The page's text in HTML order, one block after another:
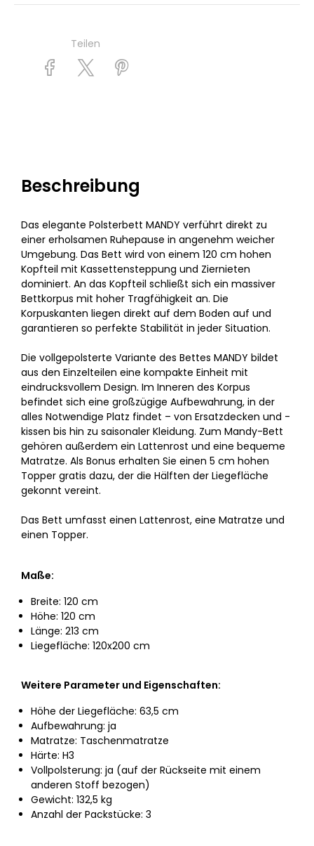
Teilen
Beschreibung
Das elegante Polsterbett MANDY verführt direkt zu
einer erholsamen Ruhepause in angenehm weicher
Umgebung. Das Bett wird von einem 120 cm hohen
Kopfteil mit Kassettensteppung und Ziernieten
dominiert. An das Kopfteil schließt sich ein massiver
Bettkorpus mit hoher Tragfähigkeit an. Die
Korpuskanten liegen direkt auf dem Boden auf und
garantieren so perfekte Stabilität in jeder Situation.
Die vollgepolsterte Variante des Bettes MANDY bildet
aus den Einzelteilen eine kompakte Einheit mit
eindrucksvollem Design. Im Inneren des Korpus
befindet sich eine großzügige Aufbewahrung, in der
alles Notwendige Platz findet – von Ersatzdecken und -
kissen bis hin zu saisonaler Kleidung. Zum Mandy-Bett
gehören außerdem ein Lattenrost und eine bequeme
Matratze. Als Bonus erhalten Sie einen 5 cm hohen
Topper gratis dazu, der die Hälften der Liegefläche
gekonnt vereint.
Das Bett umfasst einen Lattenrost, eine Matratze und
einen Topper.
Maße:
Breite: 120 cm
Höhe: 120 cm
Länge: 213 cm
Liegefläche: 120x200 cm
Weitere Parameter und Eigenschaften:
Höhe der Liegefläche: 63,5 cm
Aufbewahrung: ja
Matratze: Taschenmatratze
Härte: H3
Vollpolsterung: ja (auf der Rückseite mit einem
anderen Stoff bezogen)
Gewicht: 132,5 kg
Anzahl der Packstücke: 3